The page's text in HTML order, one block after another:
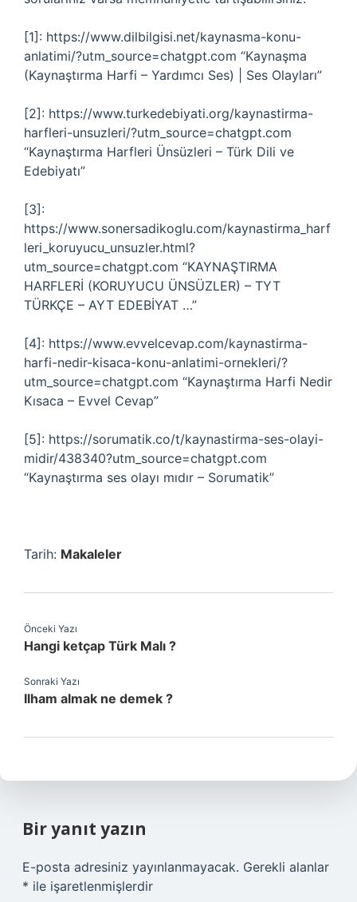
[1]: https://www.dilbilgisi.net/kaynasma-konu-
anlatimi/?utm_source=chatgpt.com “Kaynaşma
(Kaynaştırma Harfi – Yardımcı Ses) | Ses Olayları”
[2]: https://www.turkedebiyati.org/kaynastirma-
harfleri-unsuzleri/?utm_source=chatgpt.com
“Kaynaştırma Harfleri Ünsüzleri – Türk Dili ve
Edebiyatı”
[3]:
https://www.sonersadikoglu.com/kaynastirma_harf
leri_koruyucu_unsuzler.html?
utm_source=chatgpt.com “KAYNAŞTIRMA
HARFLERİ (KORUYUCU ÜNSÜZLER) – TYT
TÜRKÇE – AYT EDEBİYAT …”
[4]: https://www.evvelcevap.com/kaynastirma-
harfi-nedir-kisaca-konu-anlatimi-ornekleri/?
utm_source=chatgpt.com “Kaynaştırma Harfi Nedir
Kısaca – Evvel Cevap”
[5]: https://sorumatik.co/t/kaynastirma-ses-olayi-
midir/438340?utm_source=chatgpt.com
“Kaynaştırma ses olayı mıdır – Sorumatik”
Tarih: Makaleler
Önceki Yazı
Hangi ketçap Türk Malı ?
Sonraki Yazı
Ilham almak ne demek ?
Bir yanıt yazın
E-posta adresiniz yayınlanmayacak. Gerekli alanlar
* ile işaretlenmişlerdir